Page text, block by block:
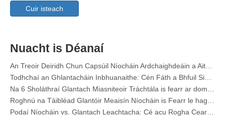
Cuir isteach
Nuacht is Déanaí
Todhchaí an Ghlantacháin Inbhuanaithe: Cén Fáth a Bhfuil Siopaí Athlíonta ag glacadh le Leatháin Ghlantacháin Níocháin Bhulc Neamhphacáilte